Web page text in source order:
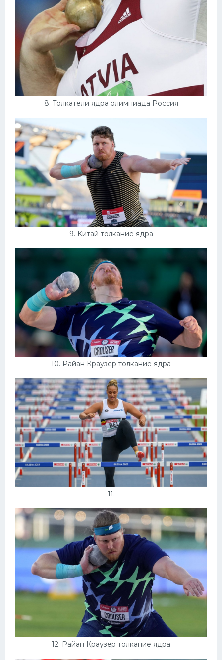
8. Толкатели ядра олимпиада Россия
9. Китай толкание ядра
10. Райан Краузер толкание ядра
11.
12. Райан Краузер толкание ядра